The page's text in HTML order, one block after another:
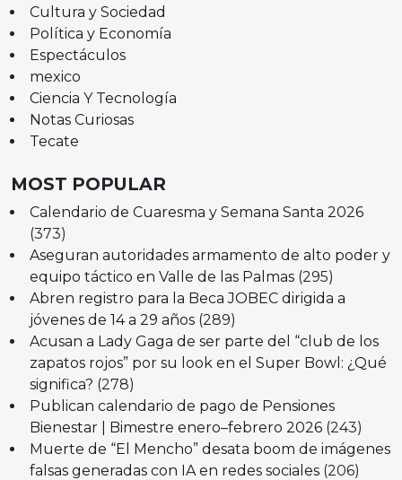
Cultura y Sociedad
Política y Economía
Espectáculos
mexico
Ciencia Y Tecnología
Notas Curiosas
Tecate
MOST POPULAR
Calendario de Cuaresma y Semana Santa 2026
(373)
Aseguran autoridades armamento de alto poder y
equipo táctico en Valle de las Palmas (295)
Abren registro para la Beca JOBEC dirigida a
jóvenes de 14 a 29 años (289)
Acusan a Lady Gaga de ser parte del “club de los
zapatos rojos” por su look en el Super Bowl: ¿Qué
significa? (278)
Publican calendario de pago de Pensiones
Bienestar | Bimestre enero–febrero 2026 (243)
Muerte de “El Mencho” desata boom de imágenes
falsas generadas con IA en redes sociales (206)